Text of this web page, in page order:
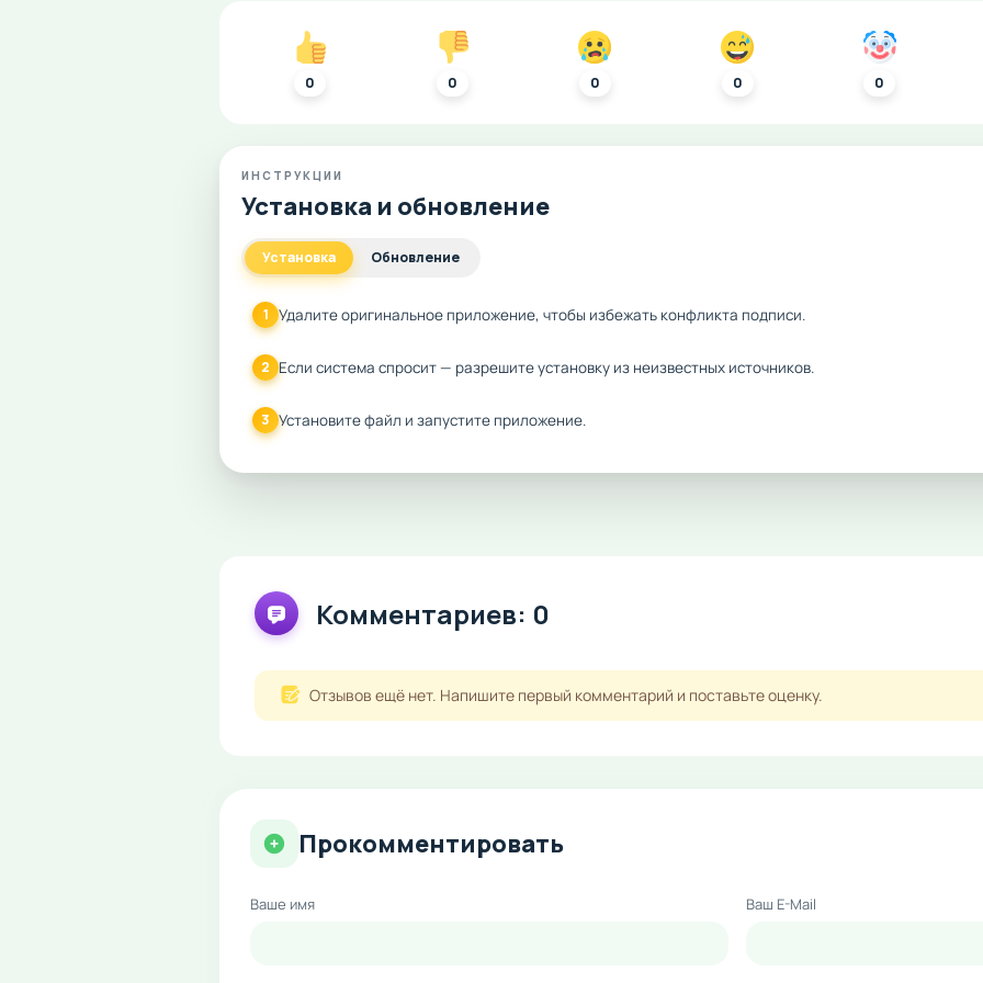
0 0 0 0 0
ИНСТРУКЦИИ
Установка и обновление
Установка Обновление
1 Удалите оригинальное приложение, чтобы избежать конфликта подписи.
2 Если система спросит — разрешите установку из неизвестных источников.
3 Установите файл и запустите приложение.
Комментариев: 0
Отзывов ещё нет. Напишите первый комментарий и поставьте оценку.
Прокомментировать
Ваше имя Ваш E-Mail